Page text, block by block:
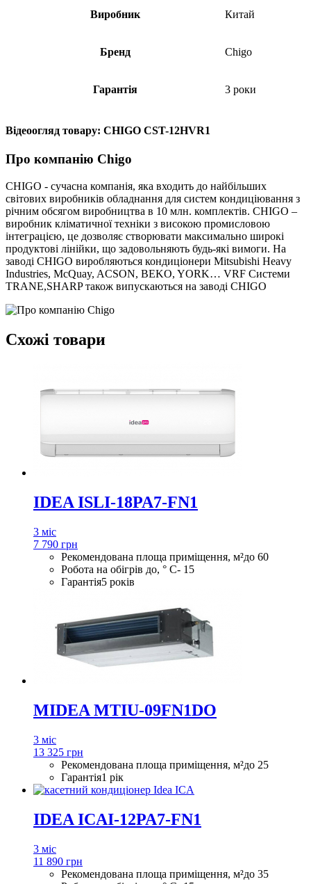
Виробник Китай
Бренд Chigo
Гарантія 3 роки
Відеоогляд товару: CHIGO CST-12HVR1
Про компанію Chigo
CHIGO - сучасна компанія, яка входить до найбільших
світових виробників обладнання для систем кондиціювання з
річним обсягом виробництва в 10 млн. комплектів. CHIGO –
виробник кліматичної техніки з високою промисловою
інтеграцією, це дозволяє створювати максимально широкі
продуктові лінійки, що задовольняють будь-які вимоги. На
заводі CHIGO виробляються кондиціонери Mitsubishi Heavy
Industries, McQuay, ACSON, BEKO, YORK… VRF Системи
TRANE,SHARP також випускаються на заводі CHIGO
Схожі товари
IDEA ISLI-18PA7-FN1
3 міс
7 790 грн
Рекомендована площа приміщення, м²до 60
Робота на обігрів до, ° С- 15
Гарантія5 років
MIDEA MTIU-09FN1DO
3 міс
13 325 грн
Рекомендована площа приміщення, м²до 25
Гарантія1 рік
IDEA ICAI-12PA7-FN1
3 міс
11 890 грн
Рекомендована площа приміщення, м²до 35